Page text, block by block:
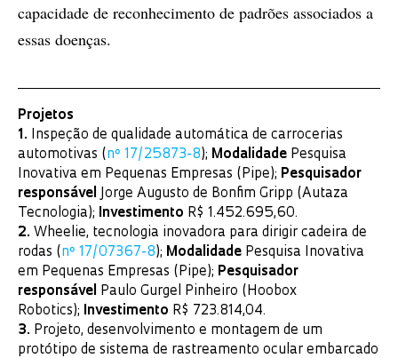
capacidade de reconhecimento de padrões associados a
essas doenças.
Projetos
1. Inspeção de qualidade automática de carrocerias
automotivas ( nº 17/25873-8 ); Modalidade Pesquisa
Inovativa em Pequenas Empresas (Pipe); Pesquisador
responsável
Jorge Augusto de Bonfim Gripp (Autaza
Tecnologia);
Investimento R$ 1.452.695,60.
2. Wheelie, tecnologia inovadora para dirigir cadeira de
rodas ( nº 17/07367-8 ); Modalidade Pesquisa Inovativa
em Pequenas Empresas (Pipe); Pesquisador
responsável
Paulo Gurgel Pinheiro (Hoobox
Robotics);
Investimento R$ 723.814,04.
3. Projeto, desenvolvimento e montagem de um
protótipo de sistema de rastreamento ocular embarcado